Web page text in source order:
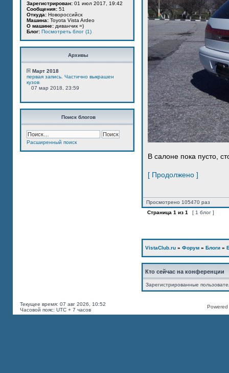
Зарегистрирован: 01 июл 2017, 19:42
Сообщения: 51
Откуда: Новороссийск
Машина: Toyota Vista Ardeo
О машине: диванчик =)
Блог: Посмотреть блог (1)
Архивы
Март 2018
первая запись. Частично выкрашен
кузов
07 мар 2018, 23:59
Поиск блогов
Расширенный поиск
В салоне пока пусто,
[ Продолжено ]
Просмотрено 105470 раз
Страница 1 из 1 [ 1 блог ]
VistaClub.ru » Форум » Блоги »
Кто сейчас на конференции
Зарегистрированные
Текущее время: 07 авг 2026, 10:52
Часовой пояс: UTC + 7 часов